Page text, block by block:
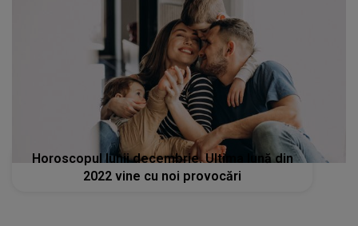
Horoscopul lunii decembrie. Ultima lună din
2022 vine cu noi provocări